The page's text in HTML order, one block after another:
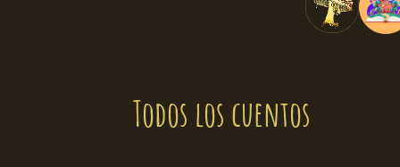
Todos los cuentos